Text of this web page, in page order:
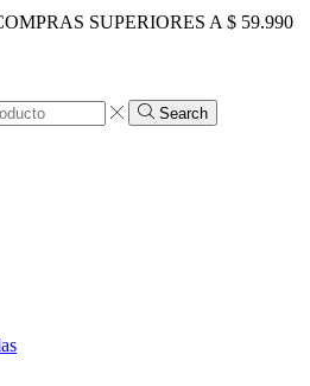
SUPERIORES A $ 59.990
Search